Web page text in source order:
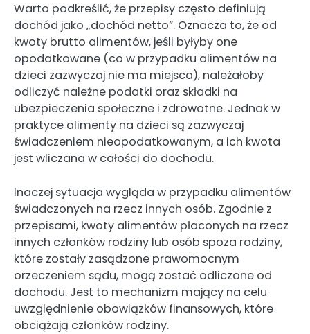
Warto podkreślić, że przepisy często definiują
dochód jako „dochód netto”. Oznacza to, że od
kwoty brutto alimentów, jeśli byłyby one
opodatkowane (co w przypadku alimentów na
dzieci zazwyczaj nie ma miejsca), należałoby
odliczyć należne podatki oraz składki na
ubezpieczenia społeczne i zdrowotne. Jednak w
praktyce alimenty na dzieci są zazwyczaj
świadczeniem nieopodatkowanym, a ich kwota
jest wliczana w całości do dochodu.
Inaczej sytuacja wygląda w przypadku alimentów
świadczonych na rzecz innych osób. Zgodnie z
przepisami, kwoty alimentów płaconych na rzecz
innych członków rodziny lub osób spoza rodziny,
które zostały zasądzone prawomocnym
orzeczeniem sądu, mogą zostać odliczone od
dochodu. Jest to mechanizm mający na celu
uwzględnienie obowiązków finansowych, które
obciążają członków rodziny.